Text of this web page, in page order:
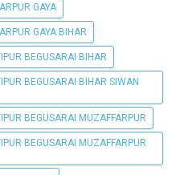
GAYA
GAYA BIHAR
BEGUSARAI BIHAR
BEGUSARAI BIHAR SIWAN
BEGUSARAI MUZAFFARPUR
BEGUSARAI MUZAFFARPUR